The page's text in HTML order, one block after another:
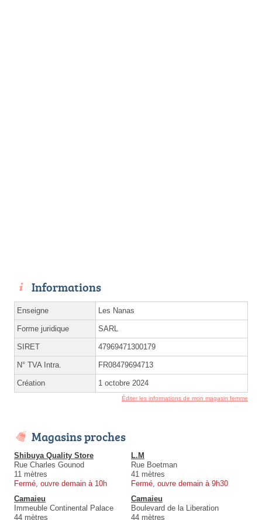
Informations
Enseigne Les Nanas
Forme juridique SARL
SIRET 47969471300179
N° TVA Intra. FR08479694713
Création 1 octobre 2024
Éditer les informations de mon magasin femme
Magasins proches
Shibuya Quality Store
Rue Charles Gounod
11 mètres
Fermé, ouvre demain à 10h
L.M
Rue Boetman
41 mètres
Fermé, ouvre demain à 9h30
Camaieu
Immeuble Continental Palace
44 mètres
Camaieu
Boulevard de la Liberation
44 mètres